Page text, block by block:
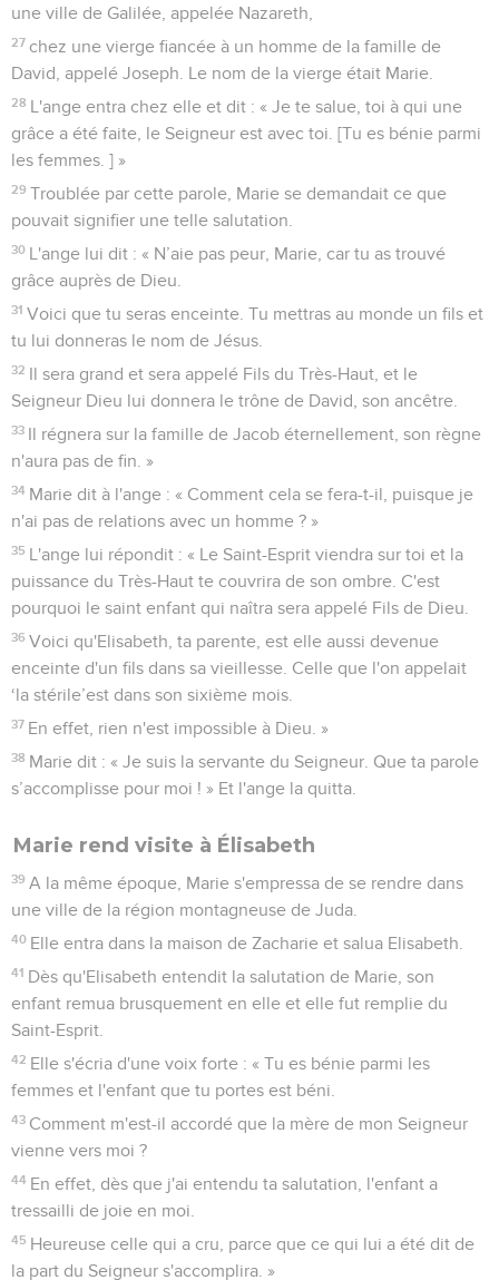
une ville de Galilée, appelée Nazareth,
27 chez une vierge fiancée à un homme de la famille de
David, appelé Joseph. Le nom de la vierge était Marie.
28 L'ange entra chez elle et dit : « Je te salue, toi à qui une
grâce a été faite, le Seigneur est avec toi. [Tu es bénie parmi
les femmes. ] »
29 Troublée par cette parole, Marie se demandait ce que
pouvait signifier une telle salutation.
30 L'ange lui dit : « N’aie pas peur, Marie, car tu as trouvé
grâce auprès de Dieu.
31 Voici que tu seras enceinte. Tu mettras au monde un fils et
tu lui donneras le nom de Jésus.
32 Il sera grand et sera appelé Fils du Très-Haut, et le
Seigneur Dieu lui donnera le trône de David, son ancêtre.
33 Il régnera sur la famille de Jacob éternellement, son règne
n'aura pas de fin. »
34 Marie dit à l'ange : « Comment cela se fera-t-il, puisque je
n'ai pas de relations avec un homme ? »
35 L'ange lui répondit : « Le Saint-Esprit viendra sur toi et la
puissance du Très-Haut te couvrira de son ombre. C'est
pourquoi le saint enfant qui naîtra sera appelé Fils de Dieu.
36 Voici qu'Elisabeth, ta parente, est elle aussi devenue
enceinte d'un fils dans sa vieillesse. Celle que l'on appelait
‘la stérile’est dans son sixième mois.
37 En effet, rien n'est impossible à Dieu. »
38 Marie dit : « Je suis la servante du Seigneur. Que ta parole
s’accomplisse pour moi ! » Et l'ange la quitta.
Marie rend visite à Élisabeth
39 A la même époque, Marie s'empressa de se rendre dans
une ville de la région montagneuse de Juda.
40 Elle entra dans la maison de Zacharie et salua Elisabeth.
41 Dès qu'Elisabeth entendit la salutation de Marie, son
enfant remua brusquement en elle et elle fut remplie du
Saint-Esprit.
42 Elle s'écria d'une voix forte : « Tu es bénie parmi les
femmes et l'enfant que tu portes est béni.
43 Comment m'est-il accordé que la mère de mon Seigneur
vienne vers moi ?
44 En effet, dès que j'ai entendu ta salutation, l'enfant a
tressailli de joie en moi.
45 Heureuse celle qui a cru, parce que ce qui lui a été dit de
la part du Seigneur s'accomplira. »